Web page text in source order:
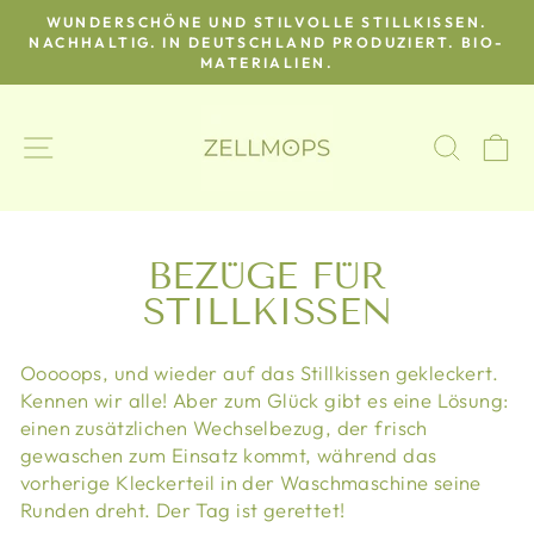
Direkt
zum
Pause
Diashow
WUNDERSCHÖNE UND STILVOLLE STILLKISSEN.
NACHHALTIG. IN DEUTSCHLAND PRODUZIERT. BIO-
MATERIALIEN.
SEITENNAVIGATION
BEZÜGE FÜR
STILLKISSEN
Ooooops, und wieder auf das Stillkissen gekleckert.
Kennen wir alle! Aber zum Glück gibt es eine Lösung:
einen zusätzlichen Wechselbezug, der frisch
gewaschen zum Einsatz kommt, während das
vorherige Kleckerteil in der Waschmaschine seine
Runden dreht. Der Tag ist gerettet!